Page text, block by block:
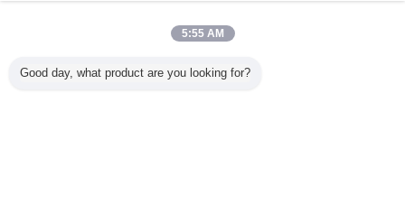
5:55 AM
Good day, what product are you looking for?